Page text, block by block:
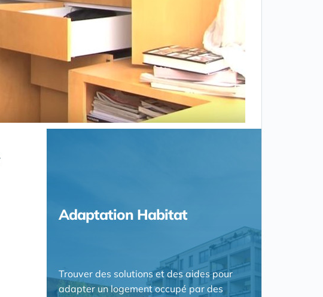
Adaptation Habitat
Trouver des solutions et des aides pour
adapter un logement occupé par des